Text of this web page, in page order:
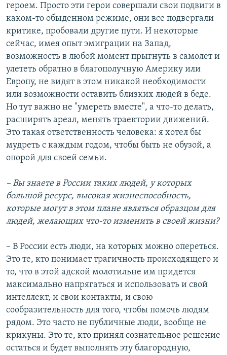
героем. Просто эти герои совершали свои подвиги в
каком-то обыденном режиме, они все подвергали
критике, пробовали другие пути. И некоторые
сейчас, имея опыт эмиграции на Запад,
возможность в любой момент прыгнуть в самолет и
улететь обратно в благополучную Америку или
Европу, не видят в этом никакой необходимости
или возможности оставить близких людей в беде.
Но тут важно не "умереть вместе", а что-то делать,
расширять ареал, менять траектории движений.
Это такая ответственность человека: я хотел бы
мудреть с каждым годом, чтобы быть не обузой, а
опорой для своей семьи.
– Вы знаете в России таких людей, у которых
большой ресурс, высокая жизнеспособность,
которые могут в этом плане являться образцом для
людей, желающих что-то изменить в своей жизни?
– В России есть люди, на которых можно опереться.
Это те, кто понимает трагичность происходящего и
то, что в этой адской молотильне им придется
максимально напрягаться и использовать и свой
интеллект, и свои контакты, и свою
сообразительность для того, чтобы помочь людям
рядом. Это часто не публичные люди, вообще не
крикуны. Это те, кто принял сознательное решение
остаться и будет выполнять эту благородную,